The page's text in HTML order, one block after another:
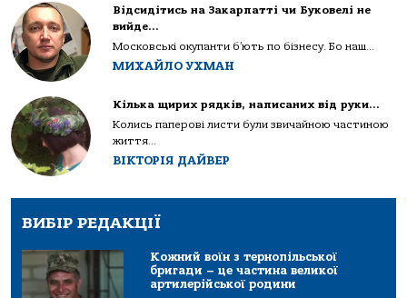
Відсидітись на Закарпатті чи Буковелі не
вийде…
Московські окупанти б’ють по бізнесу. Бо наш...
МИХАЙЛО УХМАН
Кілька щирих рядків, написаних від руки…
Колись паперові листи були звичайною частиною
життя...
ВІКТОРІЯ ДАЙВЕР
ВИБІР РЕДАКЦІЇ
Кожний воїн з тернопільської
бригади – це частина великої
артилерійської родини